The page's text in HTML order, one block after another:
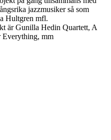
jazzmusiker så som
Hultgren mfl.
är Gunilla Hedin Quartett, A
mm